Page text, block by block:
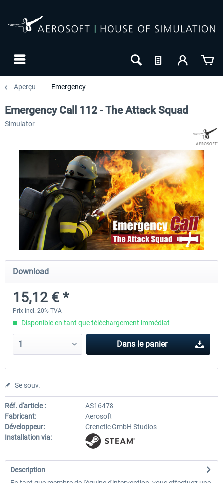
Aperçu Emergency
Global Rescue
25,20 € *
-10
NOUVEAU
Launch Discount
Emergency Call - The
Emergency Call 112 - The Attack Squad
Simulator
Download
15,12 € *
Prix incl. 20% TVA
Disponible en tant que téléchargement immédiat
Dans le panier
Se souv.
Réf. d'article :
AS16478
Fabricant:
Aerosoft
Développeur:
Crenetic GmbH Studios
Installation via:
Description